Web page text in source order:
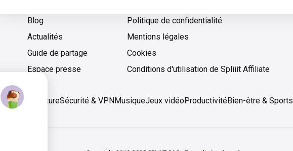
Blog
Actualités
Guide de partage
Espace presse
Politique de confidentialité
Mentions légales
Cookies
Cookies
Conditions d'utilisation de Spliiit Affiliate
Presse & LectureSécurité & VPNMusiqueJeux vidéoProductivitéBien-être & Sports